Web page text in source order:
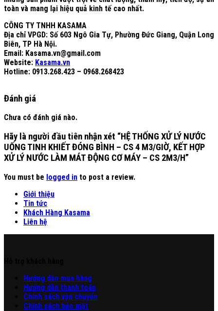
toàn và mang lại hiệu quả kinh tế cao nhất.
CÔNG TY TNHH KASAMA
Địa chỉ VPGD: Số 603 Ngô Gia Tự, Phường Đức Giang, Quận Long
Biên, TP Hà Nội.
Email: Kasama.vn@gmail.com
Website: Kasama.vn
Hotline: 0913.268.423 – 0968.268423
Đánh giá
Chưa có đánh giá nào.
Hãy là người đầu tiên nhận xét “HỆ THỐNG XỬ LÝ NƯỚC
UỐNG TINH KHIẾT ĐÓNG BÌNH – CS 4 M3/GIỜ, KẾT HỢP
XỬ LÝ NƯỚC LÀM MÁT ĐỘNG CƠ MÁY – CS 2M3/H”
You must be logged in to post a review.
Giới thiệu
Tin tức
Khách Hàng Kasama
Liên hệ
Hướng dẫn mua hàng
Hướng dẫn thanh toán
Chính sách vận chuyển
Chính sách bảo mật